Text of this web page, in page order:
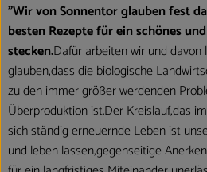
"Wir von Sonnentor glauben fest
besten Rezepte für ein schönes
stecken.Dafür arbeiten wir und davon
glauben,dass die biologische
zu den immer größer werdenden
Überproduktion ist.Der Kreislauf,das
sich ständig erneuernde Leben ist
und leben lassen,gegenseitige